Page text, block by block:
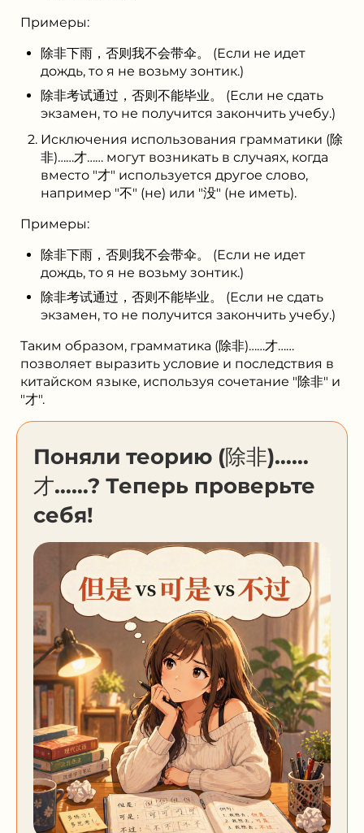
Примеры:
除非下雨，否则我不会带伞。 (Если не идет
дождь, то я не возьму зонтик.)
除非考试通过，否则不能毕业。 (Если не сдать
экзамен, то не получится закончить учебу.)
Исключения использования грамматики (除
非)……才…… могут возникать в случаях, когда
вместо "才" используется другое слово,
например "不" (не) или "没" (не иметь).
Примеры:
除非下雨，否则我不会带伞。 (Если не идет
дождь, то я не возьму зонтик.)
除非考试通过，否则不能毕业。 (Если не сдать
экзамен, то не получится закончить учебу.)
Таким образом, грамматика (除非)……才……
позволяет выразить условие и последствия в
китайском языке, используя сочетание "除非" и
"才".
Поняли теорию (除⾮)……
才……? Теперь проверьте
себя!